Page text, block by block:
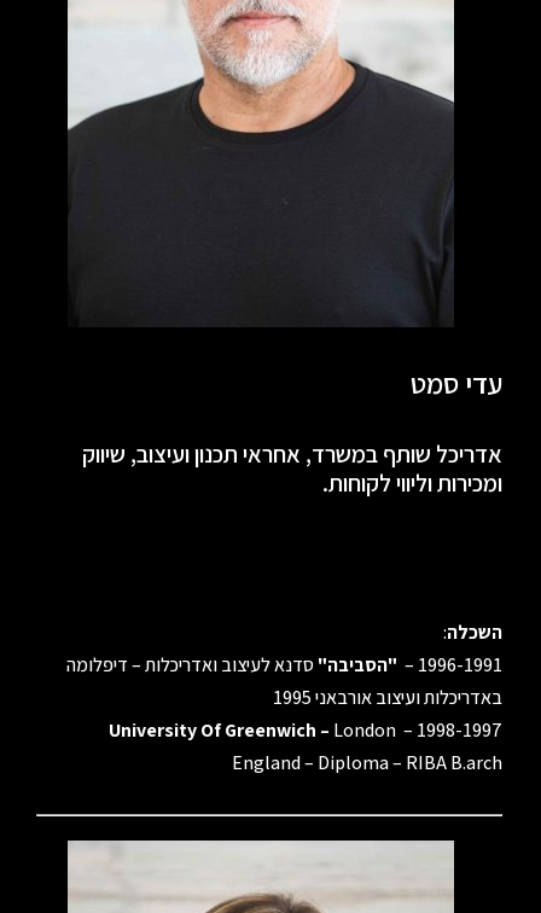
עדי סמט
אדריכל שותף במשרד, אחראי תכנון ועיצוב, שיווק
ומכירות וליווי לקוחות.
השכלה:
1996-1991 –
"הסביבה"סדנא לעיצוב ואדריכלות – דיפלומה
באדריכלות ועיצוב אורבאני 1995
1998-1997 –
University Of Greenwich – London
England – Diploma – RIBA B.arch